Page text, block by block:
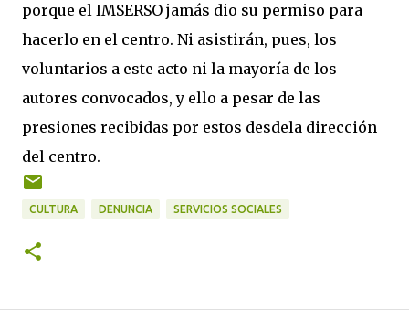
porque el IMSERSO jamás dio su permiso para
hacerlo en el centro. Ni asistirán, pues, los
voluntarios a este acto ni la mayoría de los
autores convocados, y ello a pesar de las
presiones recibidas por estos desdela dirección
del centro.
CULTURA DENUNCIA SERVICIOS SOCIALES